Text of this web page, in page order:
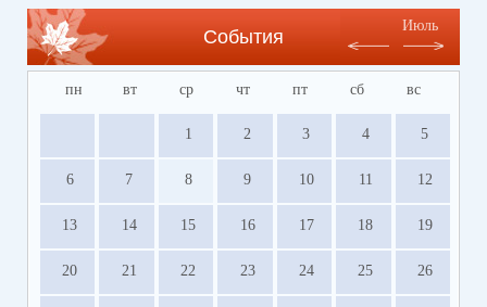
События
Июль
пн вт ср чт пт сб вс
1 2 3 4 5
6 7 8 9 10 11 12
13 14 15 16 17 18 19
20 21 22 23 24 25 26